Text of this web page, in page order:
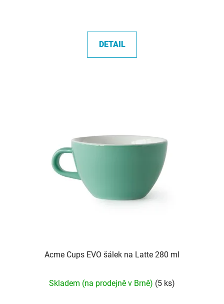
DETAIL
Acme Cups EVO šálek na Latte 280 ml
hodnocení
Skladem (na prodejně v Brně) (5 ks)